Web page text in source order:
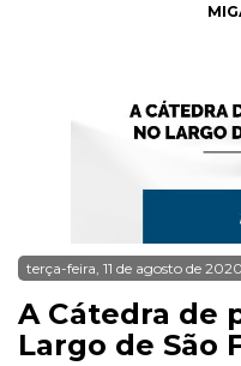
terça-feira, 11 de agosto de 2020
A Cátedra de
Largo de São